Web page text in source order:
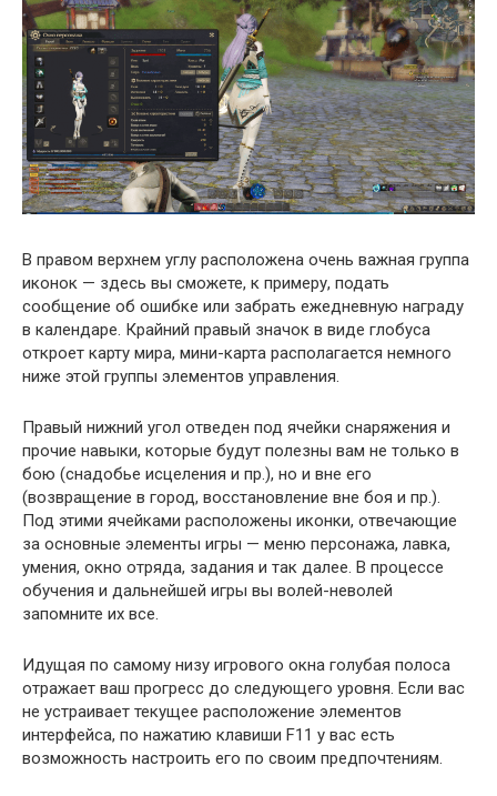
В правом верхнем углу расположена очень важная группа
иконок — здесь вы сможете, к примеру, подать
сообщение об ошибке или забрать ежедневную награду
в календаре. Крайний правый значок в виде глобуса
откроет карту мира, мини-карта располагается немного
ниже этой группы элементов управления.
Правый нижний угол отведен под ячейки снаряжения и
прочие навыки, которые будут полезны вам не только в
бою (снадобье исцеления и пр.), но и вне его
(возвращение в город, восстановление вне боя и пр.).
Под этими ячейками расположены иконки, отвечающие
за основные элементы игры — меню персонажа, лавка,
умения, окно отряда, задания и так далее. В процессе
обучения и дальнейшей игры вы волей-неволей
запомните их все.
Идущая по самому низу игрового окна голубая полоса
отражает ваш прогресс до следующего уровня. Если вас
не устраивает текущее расположение элементов
интерфейса, по нажатию клавиши F11 у вас есть
возможность настроить его по своим предпочтениям.